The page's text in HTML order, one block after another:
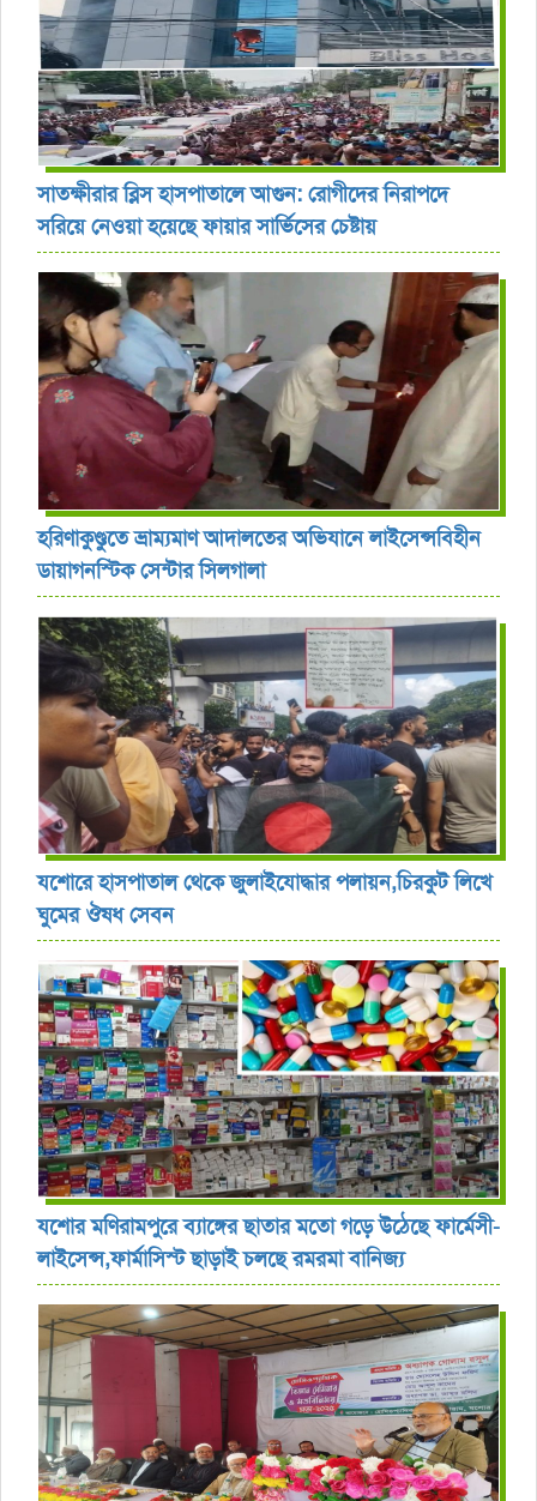
সাতক্ষীরার ব্লিস হাসপাতালে আগুন: রোগীদের নিরাপদে
সরিয়ে নেওয়া হয়েছে ফায়ার সার্ভিসের চেষ্টায়
হরিণাকুণ্ডুতে ভ্রাম্যমাণ আদালতের অভিযানে লাইসেন্সবিহীন
ডায়াগনস্টিক সেন্টার সিলগালা
যশোরে হাসপাতাল থেকে জুলাইযোদ্ধার পলায়ন,চিরকুট লিখে
ঘুমের ঔষধ সেবন
যশোর ‎মণিরামপুরে ব্যাঙ্গের ছাতার মতো গড়ে উঠেছে ফার্মেসী-
লাইসেন্স,ফার্মাসিস্ট ছাড়াই চলছে রমরমা বানিজ্য ‎